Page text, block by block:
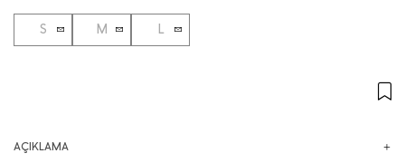
S M L
AÇIKLAMA